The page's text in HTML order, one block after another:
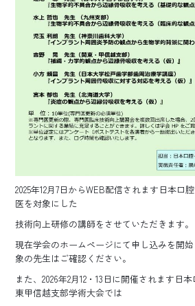
2025年12月7日からWEB配信されます日本口
医を対象にした
技術向上研修の講師をさせていただきます。
現在学会のホームページにて申し込みを開
象の先生はご確認ください。
また、2026年2月12・13日に開催されます日
東甲信越支部学術大会では